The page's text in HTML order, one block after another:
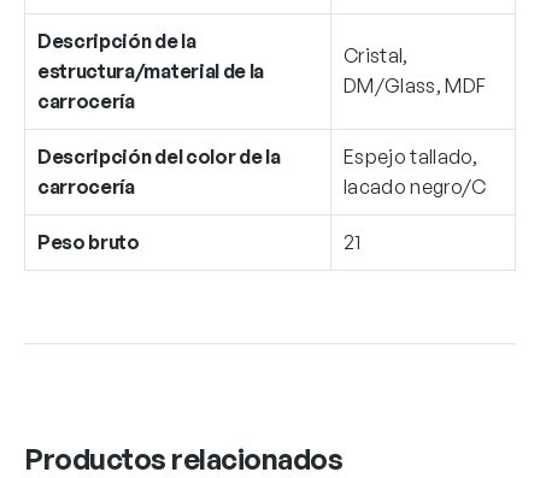
Descripción de la
estructura/material de la
carrocería
Cristal,
DM/Glass, MDF
Descripción del color de la
carrocería
Espejo tallado,
lacado negro/C
Peso bruto 21
Productos relacionados